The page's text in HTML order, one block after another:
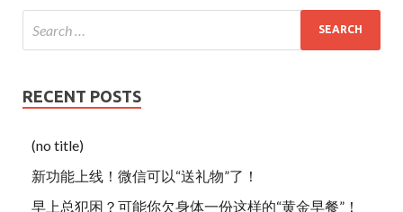
RECENT POSTS
(no title)
新功能上线！微信可以“送礼物”了！
早上总犯困？可能你欠身体一份这样的“黄金早餐”！